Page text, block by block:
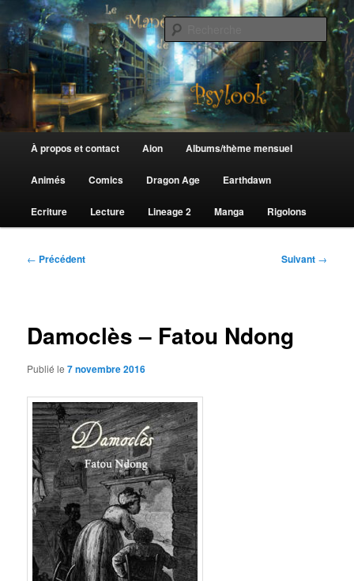
au
contenu
principalLe Manège de Psylook
principal
À propos et contact Aion Albums/thème mensuel
Animés Comics Dragon Age Earthdawn
Ecriture Lecture Lineage 2 Manga Rigolons
Navigation
← Précédent Suivant →
Damoclès – Fatou Ndong
Publié le7 novembre 2016